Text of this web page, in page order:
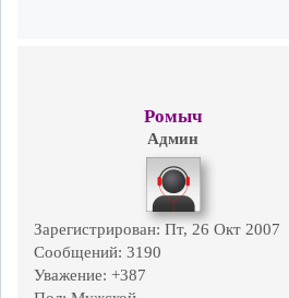
Ромыч
Админ
Зарегистрирован: Пт, 26 Окт 2007
Сообщений: 3190
Уважение: +387